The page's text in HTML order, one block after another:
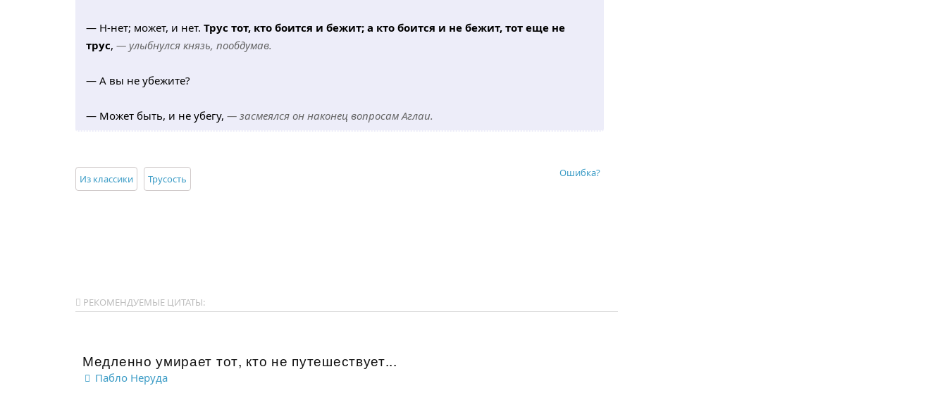
— Н-нет; может, и нет. Трус тот, кто боится и бежит; а кто боится и не бежит, тот еще не
трус, — улыбнулся князь, пообдумав.
— А вы не убежите?
— Может быть, и не убегу, — засмеялся он наконец вопросам Аглаи.
Из классики Трусость Ошибка?
РЕКОМЕНДУЕМЫЕ ЦИТАТЫ:
Медленно умирает тот, кто не путешествует...
Пабло Неруда